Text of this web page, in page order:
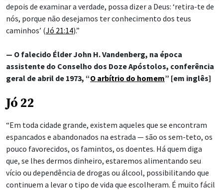
depois de examinar a verdade, possa dizer a Deus: ‘retira-te de
nós, porque não desejamos ter conhecimento dos teus
caminhos’ (Jó 21:14).”
— O falecido Élder John H. Vandenberg, na época
assistente do Conselho dos Doze Apóstolos, conferência
geral de abril de 1973, “O arbítrio do homem” [em inglês]
Jó 22
“Em toda cidade grande, existem aqueles que se encontram
espancados e abandonados na estrada — são os sem-teto, os
pouco favorecidos, os famintos, os doentes. Há quem diga
que, se lhes dermos dinheiro, estaremos alimentando seu
vício ou dependência de drogas ou álcool, possibilitando que
continuem a levar o tipo de vida que escolheram. É muito fácil